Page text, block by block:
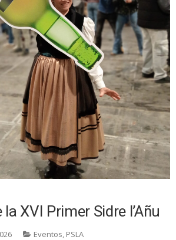
XVI Primer Sidre l’Añu
Eventos, PSLA